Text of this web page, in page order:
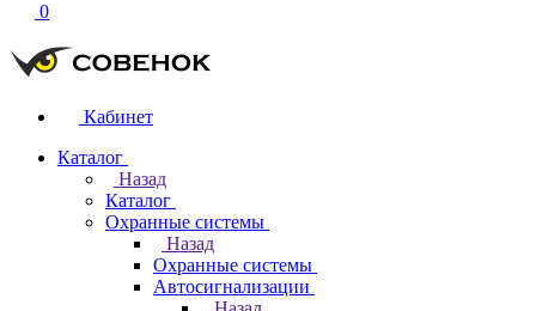
0
Кабинет
Каталог
Назад
Каталог
Охранные системы
Назад
Охранные системы
Автосигнализации